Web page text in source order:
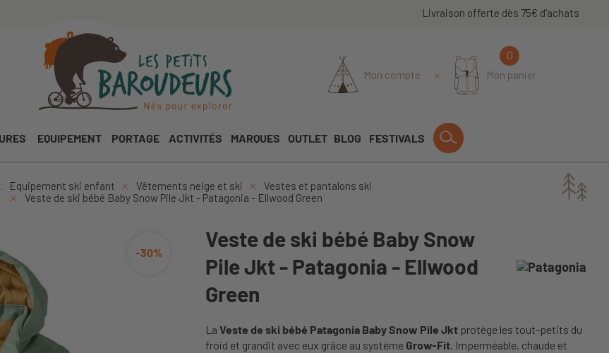
Livraison offerte dès 75€ d'achats
Mon compte Mon panier
0
EQUIPEMENT PORTAGE ACTIVITÉS MARQUES OUTLET BLOG FESTIVALS
Equipement ski enfant Vêtements neige et ski
Vestes et pantalons ski
Veste de ski bébé Baby Snow Pile Jkt - Patagonia - Ellwood Green
-30%
Veste de ski bébé Baby Snow
Pile Jkt - Patagonia - Ellwood
Green
La Veste de ski bébé Patagonia Baby Snow Pile Jkt protège les tout-petits du
froid et grandit avec eux grâce au système Grow-Fit. Imperméable, chaude et